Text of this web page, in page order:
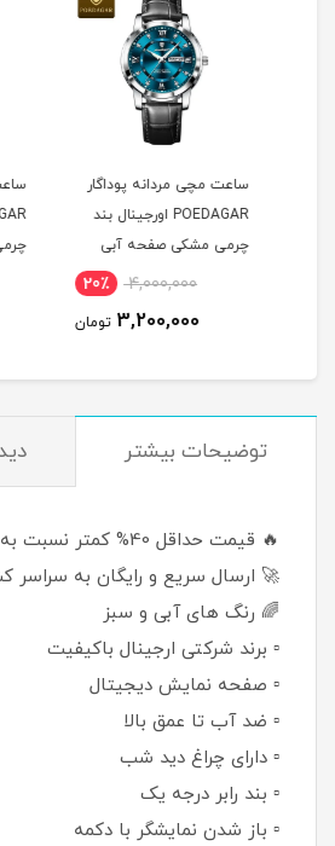
ساعت مچی مردانه پوداگار
POEDAGAR اورجينال بند
چرمی مشکی صفحه آبی
نسخه اروپايی4,000,000 20٪
3,200,000 تومان
نسخه
توضيحات بيشتر
🔥 قیمت حداقل 40% کمتر نسبت به رقبا
🚀 ارسال سریع و رایگان به سراسر
🌈 رنگ های آبی و سبز
▫️ برند شرکتی ارجینال باکیفیت
▫️ صفحه نمایش دیجیتال
▫️ ضد آب تا عمق بالا
▫️ دارای چراغ دید شب
▫️ بند رابر درجه یک
▫️ باز شدن نمایشگر با دکمه